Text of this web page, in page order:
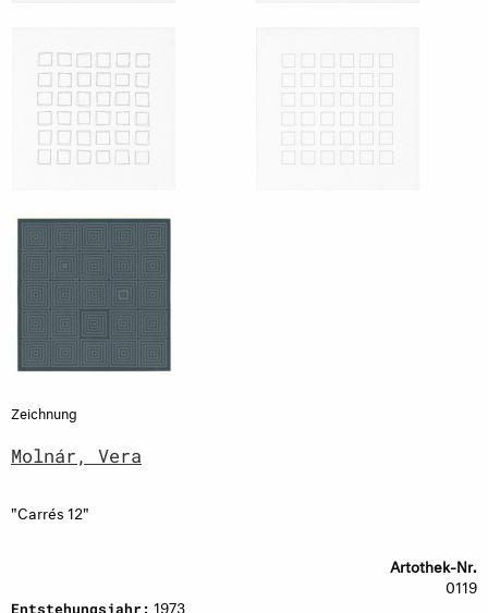
Zeichnung
Molnár, Vera
"Carrés 12"
Artothek-Nr.
0119
Entstehungsjahr: 1973